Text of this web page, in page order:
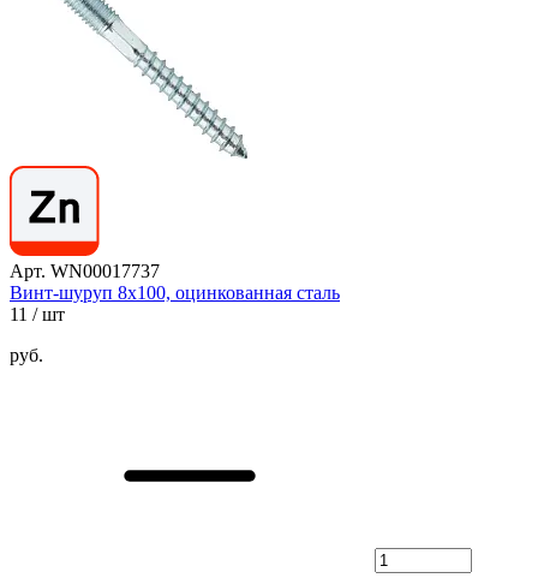
Арт. WN00017737
Винт-шуруп 8х100, оцинкованная сталь
11 / шт
руб.